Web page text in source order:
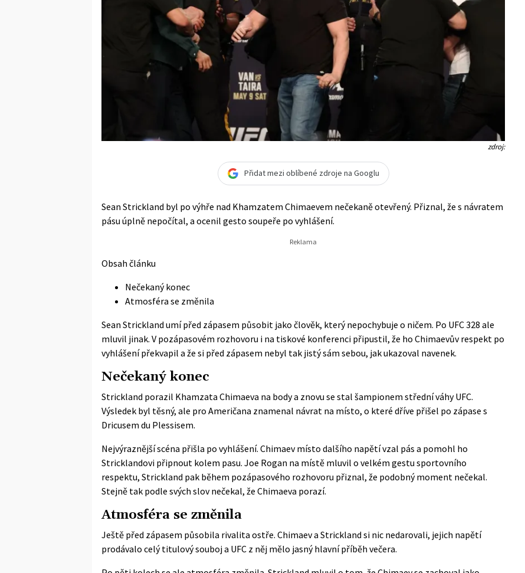
zdroj:
Přidat mezi oblíbené zdroje na Googlu
Sean Strickland byl po výhře nad Khamzatem Chimaevem nečekaně otevřený. Přiznal, že s návratem
pásu úplně nepočítal, a ocenil gesto soupeře po vyhlášení.
Obsah článku
Nečekaný konec
Atmosféra se změnila
Sean Strickland umí před zápasem působit jako člověk, který nepochybuje o ničem. Po UFC 328 ale
mluvil jinak. V pozápasovém rozhovoru i na tiskové konferenci připustil, že ho Chimaevův respekt po
vyhlášení překvapil a že si před zápasem nebyl tak jistý sám sebou, jak ukazoval navenek.
Nečekaný konec
Strickland porazil Khamzata Chimaeva na body a znovu se stal šampionem střední váhy UFC.
Výsledek byl těsný, ale pro Američana znamenal návrat na místo, o které dříve přišel po zápase s
Dricusem du Plessisem.
Nejvýraznější scéna přišla po vyhlášení. Chimaev místo dalšího napětí vzal pás a pomohl ho
Stricklandovi připnout kolem pasu. Joe Rogan na místě mluvil o velkém gestu sportovního
respektu, Strickland pak během pozápasového rozhovoru přiznal, že podobný moment nečekal.
Stejně tak podle svých slov nečekal, že Chimaeva porazí.
Atmosféra se změnila
Ještě před zápasem působila rivalita ostře. Chimaev a Strickland si nic nedarovali, jejich napětí
prodávalo celý titulový souboj a UFC z něj mělo jasný hlavní příběh večera.